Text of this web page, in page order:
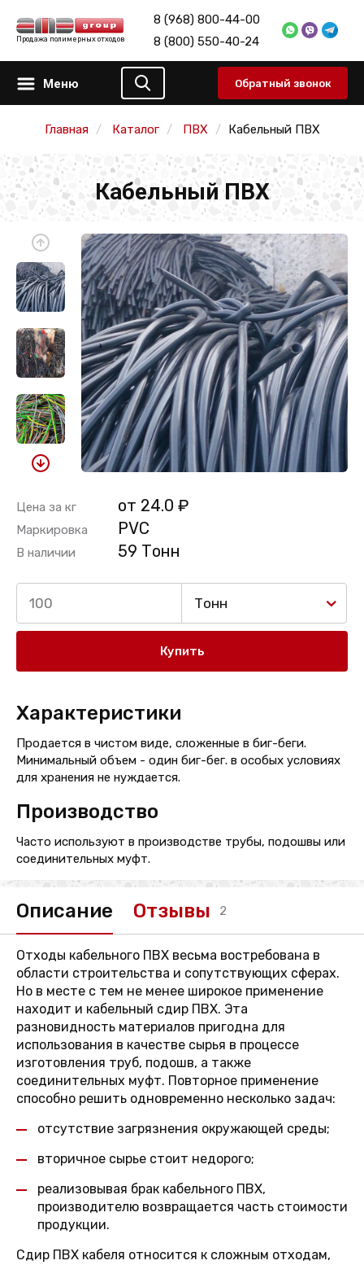
Продажа полимерных отходов
8 (968) 800-44-00
8 (800) 550-40-24
Меню Обратный звонок
Главная Каталог ПВХ Кабельный ПВХ
Кабельный ПВХ
Цена за кг от 24.0 ₽
Маркировка PVC
В наличии 59 Тонн
Тонн
Купить
Характеристики
Продается в чистом виде, сложенные в биг-беги.
Минимальный объем - один биг-бег. в особых условиях
для хранения не нуждается.
Производство
Часто используют в производстве трубы, подошвы или
соединительных муфт.
Описание Отзывы 2
Отходы кабельного ПВХ весьма востребована в
области строительства и сопутствующих сферах.
Но в месте с тем не менее широкое применение
находит и кабельный сдир ПВХ. Эта
разновидность материалов пригодна для
использования в качестве сырья в процессе
изготовления труб, подошв, а также
соединительных муфт. Повторное применение
способно решить одновременно несколько задач:
отсутствие загрязнения окружающей среды;
вторичное сырье стоит недорого;
реализовывая брак кабельного ПВХ,
производителю возвращается часть стоимости
продукции.
Сдир ПВХ кабеля относится к сложным отходам,